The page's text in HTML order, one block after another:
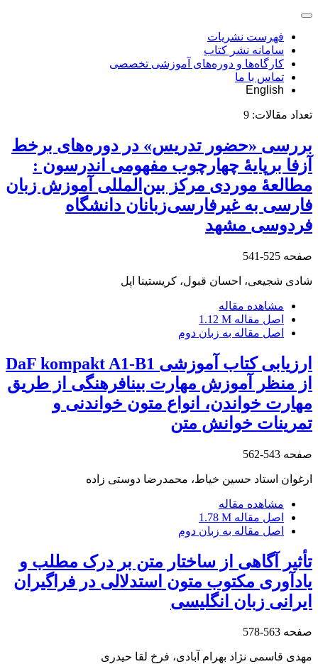
فهرست نشریات
سامانه نشر کتاب
کارگاه‌ها و دوره‌های آموزشی تخصصی
تماس با ما
English
تعداد مقالات: 9
بررسی «حضور تدریس» در دوره‌های برخط
آزفا برپایۀ چهارچوب مفهومی اندرسون :
مطالعۀ موردی مرکز بین‌المللی آموزش زبان
فارسی به غیرفارسی‌زبانان دانشگاه
فردوسی مشهد
صفحه 525-541
شادی شجیعی، احسان قبول، کریستینا اپل
مشاهده مقاله
اصل مقاله 1.12 M
اصل مقاله به زبان دوم
ارزیابی کتاب آموزشی DaF kompakt A1-B1
از منظر آموزش مهارت بینافرهنگی از طریق
مهارت خواندن، انواع متون خواندنی و
تمرینات خوانش متن
صفحه 543-562
ارغوان استاد حسین خیاط، محمدرضا دوستی زاده
مشاهده مقاله
اصل مقاله 1.78 M
اصل مقاله به زبان دوم
تأثیر آگاهی از ساختار متن بر درک مطلب و
یادآوری مکتوب متون استدلالی در فراگیران
ایرانی زبان انگلیسی
صفحه 563-578
مهدی قاسمی نژاد بهرام آبادی، فرخ لقا حیدری